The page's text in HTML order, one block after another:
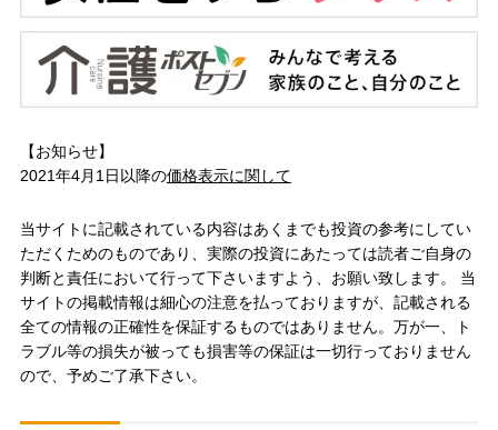
【お知らせ】
2021年4月1日以降の価格表示に関して
当サイトに記載されている内容はあくまでも投資の参考にしてい
ただくためのものであり、実際の投資にあたっては読者ご自身の
判断と責任において行って下さいますよう、お願い致します。 当
サイトの掲載情報は細心の注意を払っておりますが、記載される
全ての情報の正確性を保証するものではありません。万が一、ト
ラブル等の損失が被っても損害等の保証は一切行っておりません
ので、予めご了承下さい。